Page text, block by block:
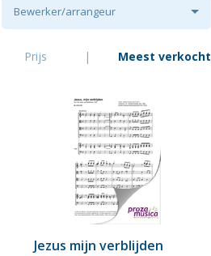
Bewerker/arrangeur
Prijs | Meest verkocht
Jezus mijn verblijden